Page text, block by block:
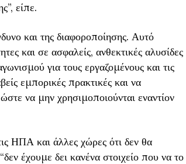
είπε.
και της διαφοροποίησης. Αυτό
και σε ασφαλείς, ανθεκτικές αλυσίδες
για τους εργαζομένους και τις
εμπορικές πρακτικές και να
να μην χρησιμοποιούνται εναντίον
ΗΠΑ και άλλες χώρες ότι δεν θα
έχουμε δει κανένα στοιχείο που να το